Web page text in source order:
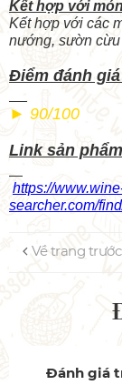
Kết
Kết hợp với các
nướng, sườn cừu
► 90/100
Link sản
https://
searcher.com/
Về trang trước
Đánh giá